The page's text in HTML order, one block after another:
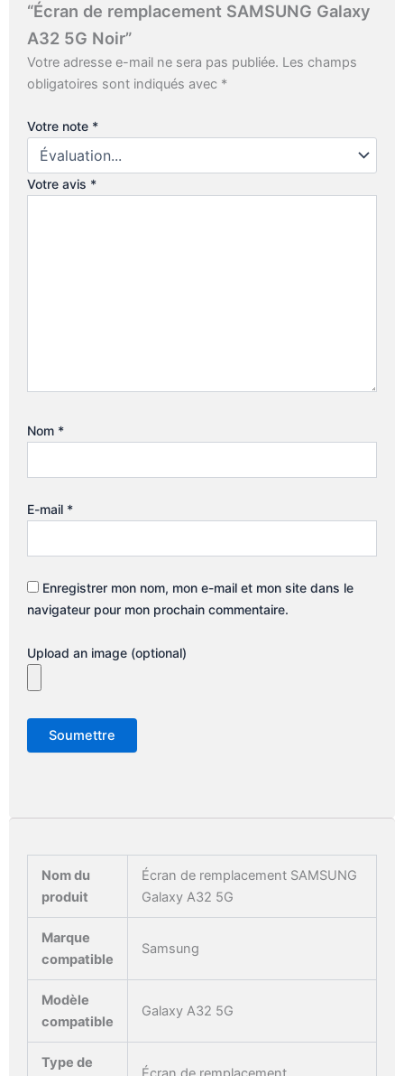
“Écran de remplacement SAMSUNG Galaxy
A32 5G Noir”
Votre adresse e-mail ne sera pas publiée. Les champs
obligatoires sont indiqués avec *
Votre note *
Votre avis *
Nom *
E-mail *
Enregistrer mon nom, mon e-mail et mon site dans le
navigateur pour mon prochain commentaire.
Upload an image (optional)
Nom du
produit
Écran de remplacement SAMSUNG
Galaxy A32 5G
Marque
compatible
Samsung
Modèle
compatible
Galaxy A32 5G
Type de